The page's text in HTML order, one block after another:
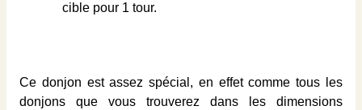
cible pour 1 tour.
Ce donjon est assez spécial, en effet comme tous les
donjons que vous trouverez dans les dimensions